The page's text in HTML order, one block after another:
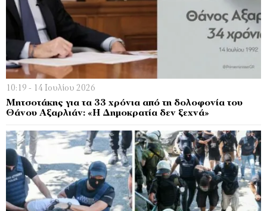
10:19 - 14 Ιουλίου 2026
Μητσοτάκης για τα 33 χρόνια από τη δολοφονία του
Θάνου Αξαρλιάν: «Η Δημοκρατία δεν ξεχνά»